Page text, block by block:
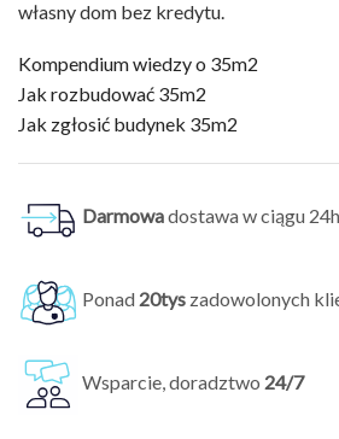
własny dom bez kredytu.
Kompendium wiedzy o 35m2
Jak rozbudować 35m2
Jak zgłosić budynek 35m2
Darmowadostawa w ciągu 24h
Ponad 20tys zadowolonych
Wsparcie, doradztwo 24/7